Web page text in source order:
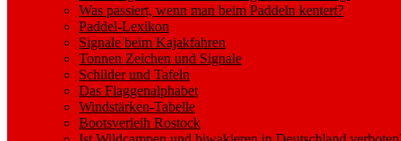
Was passiert, wenn man beim Paddeln kentert?
Paddel-Lexikon
Signale beim Kajakfahren
Tonnen Zeichen und Signale
Schilder und Tafeln
Das Flaggenalphabet
Windstärken-Tabelle
Bootsverleih Rostock